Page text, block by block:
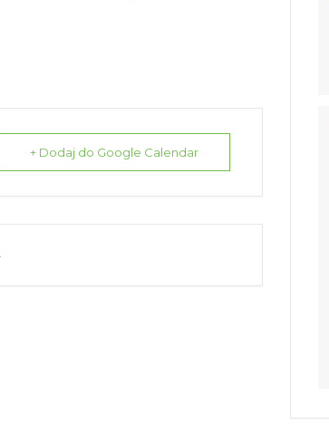
+ Dodaj do Google Calendar